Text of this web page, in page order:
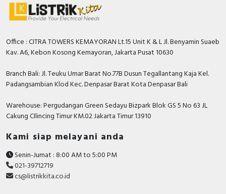
Office : CITRA TOWERS KEMAYORAN Lt.15 Unit K & L Jl. Benyamin Suaeb
Kav. A6, Kebon Kosong Kemayoran, Jakarta Pusat 10630
Branch Bali: Jl. Teuku Umar Barat No.77B Dusun Tegallantang Kaja Kel.
Padangsambian Klod Kec. Denpasar Barat Kota Denpasar Bali
Warehouse: Pergudangan Green Sedayu Bizpark Blok GS 5 No 63 JL
Cakung CIlincing Timur KM.02 Jakarta Timur 13910
Kami siap melayani anda
Senin-Jumat : 8:00 AM to 5:00 PM
021-39712719
cs@listrikkita.co.id